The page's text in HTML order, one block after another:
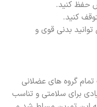
حفظ کنید.
کنید.
بدنی قوی و
گروه های عضلانی
برای سلامتی و تناسب